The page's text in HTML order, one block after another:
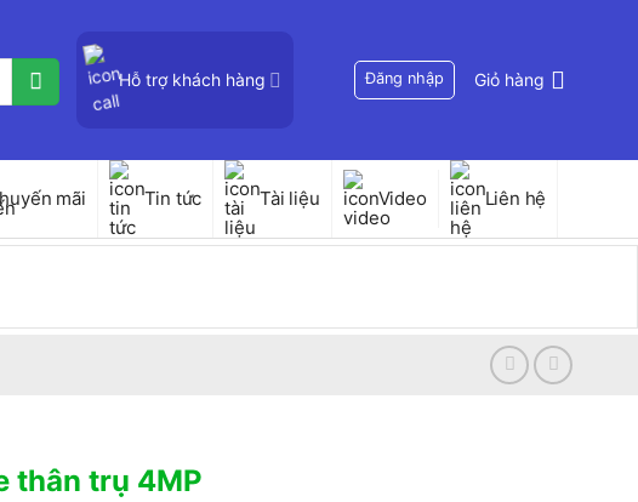
Hỗ trợ khách hàng Đăng nhập Giỏ hàng
mãi Tin tức Tài liệu Video Liên hệ
thân trụ 4MP